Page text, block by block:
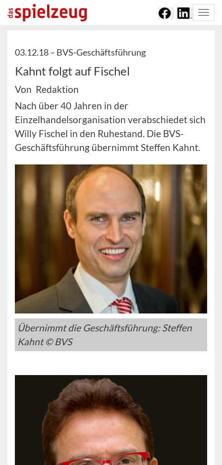
03.12.18 – BVS-Geschäftsführung
Kahnt folgt auf Fischel
Von Redaktion
Nach über 40 Jahren in der
Einzelhandelsorganisation verabschiedet sich
Willy Fischel in den Ruhestand. Die BVS-
Geschäftsführung übernimmt Steffen Kahnt.
Übernimmt die Geschäftsführung: Steffen
Kahnt © BVS